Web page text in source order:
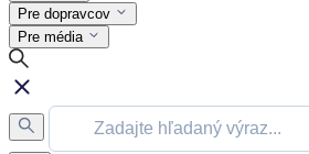
Pre dopravcov
Pre média